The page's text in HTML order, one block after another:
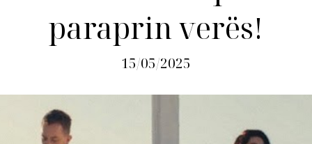
paraprin verës!
15/05/2025